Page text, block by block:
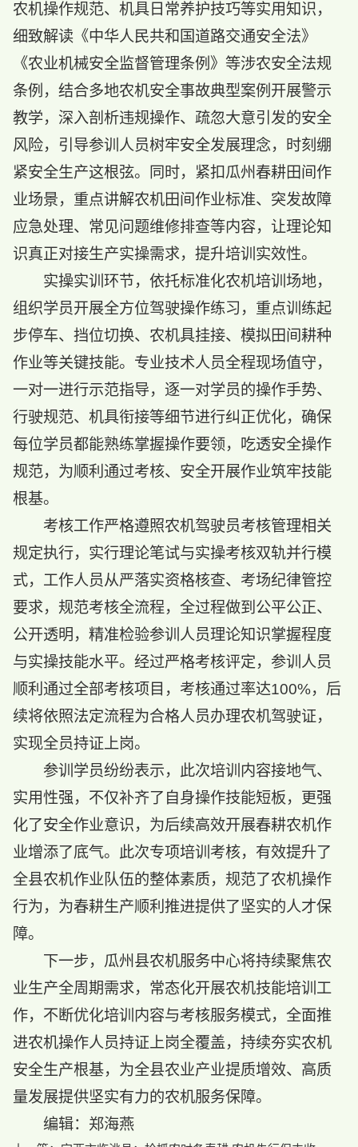
农机操作规范、机具日常养护技巧等实用知识，
细致解读《中华人民共和国道路交通安全法》
《农业机械安全监督管理条例》等涉农安全法规
条例，结合多地农机安全事故典型案例开展警示
教学，深入剖析违规操作、疏忽大意引发的安全
风险，引导参训人员树牢安全发展理念，时刻绷
紧安全生产这根弦。同时，紧扣瓜州春耕田间作
业场景，重点讲解农机田间作业标准、突发故障
应急处理、常见问题维修排查等内容，让理论知
识真正对接生产实操需求，提升培训实效性。
实操实训环节，依托标准化农机培训场地，
组织学员开展全方位驾驶操作练习，重点训练起
步停车、挡位切换、农机具挂接、模拟田间耕种
作业等关键技能。专业技术人员全程现场值守，
一对一进行示范指导，逐一对学员的操作手势、
行驶规范、机具衔接等细节进行纠正优化，确保
每位学员都能熟练掌握操作要领，吃透安全操作
规范，为顺利通过考核、安全开展作业筑牢技能
根基。
考核工作严格遵照农机驾驶员考核管理相关
规定执行，实行理论笔试与实操考核双轨并行模
式，工作人员从严落实资格核查、考场纪律管控
要求，规范考核全流程，全过程做到公平公正、
公开透明，精准检验参训人员理论知识掌握程度
与实操技能水平。经过严格考核评定，参训人员
顺利通过全部考核项目，考核通过率达100%，后
续将依照法定流程为合格人员办理农机驾驶证，
实现全员持证上岗。
参训学员纷纷表示，此次培训内容接地气、
实用性强，不仅补齐了自身操作技能短板，更强
化了安全作业意识，为后续高效开展春耕农机作
业增添了底气。此次专项培训考核，有效提升了
全县农机作业队伍的整体素质，规范了农机操作
行为，为春耕生产顺利推进提供了坚实的人才保
障。
下一步，瓜州县农机服务中心将持续聚焦农
业生产全周期需求，常态化开展农机技能培训工
作，不断优化培训内容与考核服务模式，全面推
进农机操作人员持证上岗全覆盖，持续夯实农机
安全生产根基，为全县农业产业提质增效、高质
量发展提供坚实有力的农机服务保障。
编辑：郑海燕